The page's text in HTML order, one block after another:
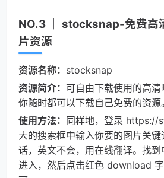
NO.3 ｜ stocksnap-免费高
片资源
资源名称： stocksnap
资源简介： 可自由下载使用的高清
你随时都可以下载自己免费的资源。
使用方法： 同样地，登录 https://
大的搜索框中输入你要的图片关
话，英文不会，用在线翻译。找
进入，然后点击红色 download